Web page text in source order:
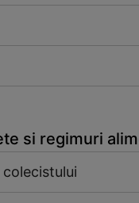
si regimuri